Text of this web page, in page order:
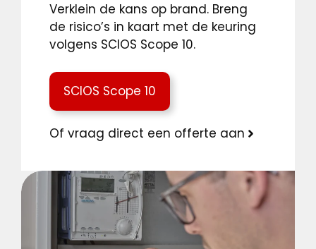
Verklein de kans op brand. Breng
de risico’s in kaart met de keuring
volgens SCIOS Scope 10.
SCIOS Scope 10
Of vraag direct een offerte aan